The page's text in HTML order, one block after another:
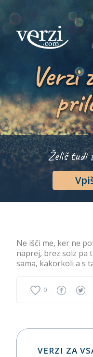
Verzi
Želiš tudi
Ne išči me, ker ne
naprej, brez solz pa
sama, kakorkoli a s
0
VERZI ZA